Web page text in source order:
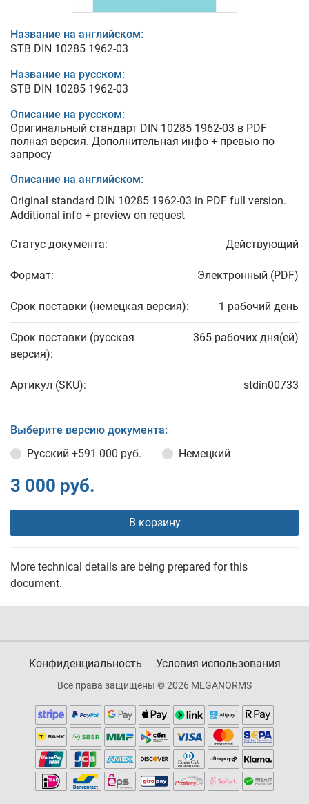
Название на английском:
STB DIN 10285 1962-03
Название на русском:
STB DIN 10285 1962-03
Описание на русском:
Оригинальный стандарт DIN 10285 1962-03 в PDF
полная версия. Дополнительная инфо + превью по
запросу
Описание на английском:
Original standard DIN 10285 1962-03 in PDF full version.
Additional info + preview on request
Статус документа: Действующий
Формат: Электронный (PDF)
Срок поставки (немецкая версия): 1 рабочий день
Срок поставки (русская
версия):
365 рабочих дня(ей)
Артикул (SKU): stdin00733
Выберите версию документа:
Русский +591 000 руб. Немецкий
3 000 руб.
В корзину
More technical details are being prepared for this
document.
Конфиденциальность Условия использования
Все права защищены © 2026 MEGANORMS